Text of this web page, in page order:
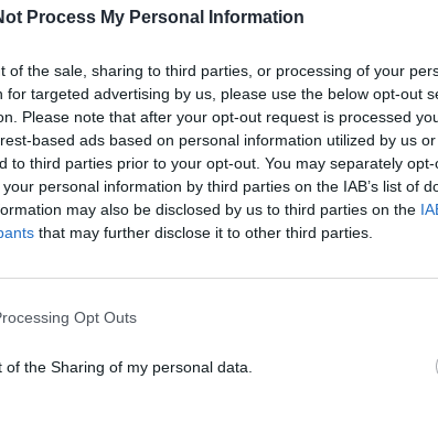
Process My Personal Information
of the sale, sharing to third parties, or processing of your
for targeted advertising by us, please use the below opt-out
Please note that after your opt-out request is processed
based ads based on personal information utilized by us
to third parties prior to your opt-out. You may separately
personal information by third parties on the IAB’s list of
may also be disclosed by us to third parties on the
that may further disclose it to other third parties.
Opt Outs
of the Sharing of my personal data.
6
με πολλούς Αυστραλούς, η τελευταία τίγρης
δεν πέθανε το 1936, αλλά εξακολουθεί
μισθοφόρος (Willem...+ περισσότερα
Κοιμωμένη
Beauty
περισσότερα